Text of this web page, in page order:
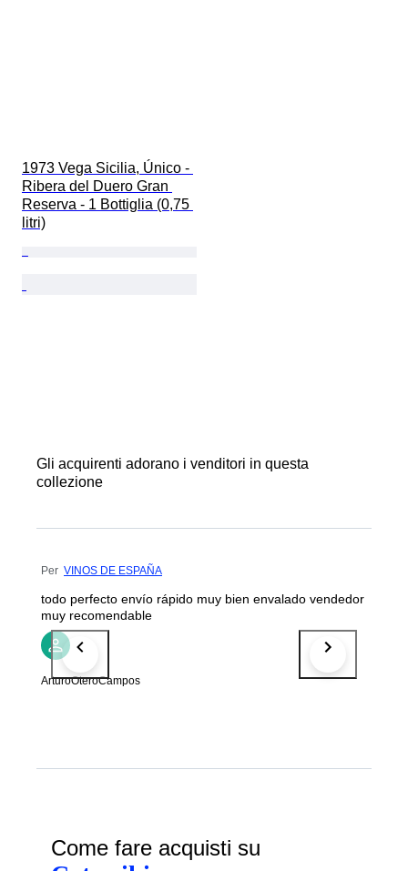
1973 Vega Sicilia, Único -
Ribera del Duero Gran
Reserva - 1 Bottiglia (0,75
litri)
Gli acquirenti adorano i venditori in questa
collezione
Per VINOS DE ESPAÑA
todo perfecto envío rápido muy bien envalado vendedor
muy recomendable
ArturoOteroCampos
Come fare acquisti su